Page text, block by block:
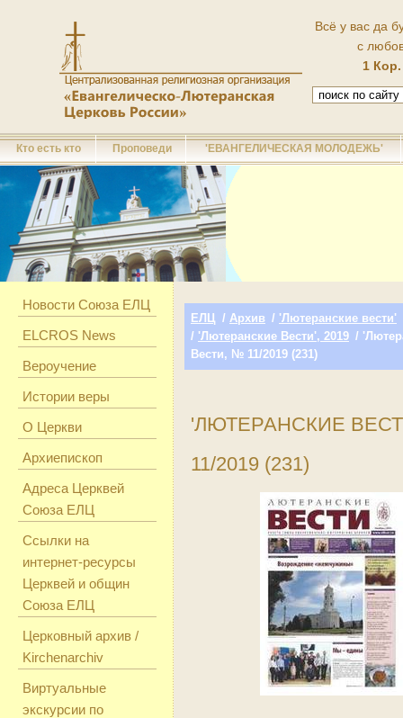
Всё у вас да
с
1
Кто есть кто Проповеди 'ЕВАНГЕЛИЧЕСКАЯ МОЛОДЕЖЬ'
Новости Союза ЕЛЦ
ELCROS News
Вероучение
Истории веры
О Церкви
Архиепископ
Адреса Церквей
Союза ЕЛЦ
Ссылки на
интернет-ресурсы
Церквей и общин
Союза ЕЛЦ
Церковный архив /
Kirchenarchiv
Виртуальные
экскурсии по
ЕЛЦ / Архив / 'Лютеранские вести'
/ 'Лютеранские Вести', 2019 /
Вести, № 11/2019 (231)
'ЛЮТЕРАНСКИЕ
11/2019 (231)